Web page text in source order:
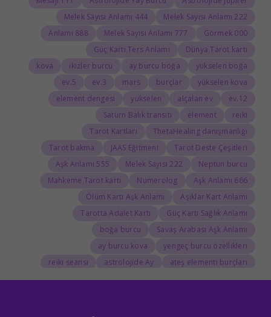
222 Melek Sayısı Anlamı
444 Melek Sayısı Anlamı
000 Görmek
777 Melek Sayısı Anlamı
888 Anlamı
Dünya Tarot kartı
Güç Kartı Ters Anlamı
yükselen boğa
ay burcu boğa
ikizler burcu
kova
yükselen kova
burçlar
mars
3.ev
5.ev
12.ev
alçalan ev
yükselen
element dengesi
reiki
element
Satürn Balık transiti
ThetaHealing danışmanlığı
Tarot Kartları
Tarot Deste Çeşitleri
JAAS Eğitmeni
Tarot bakma
Neptün burcu
222 Melek Sayısı
555 Aşk Anlamı
666 Aşk Anlamı
Numerolog
Mahkeme Tarot kartı
Aşıklar Kart Anlamı
Ölüm Kartı Aşk Anlamı
Güç Kartı Sağlık Anlamı
Tarotta Adalet Kartı
Savaş Arabası Aşk Anlamı
boğa burcu
yengeç burcu özellikleri
ay burcu kova
ateş elementi burçları
astrolojide Ay
reiki seansı
astrolog
Doğum Haritasında Mars
Tarolog